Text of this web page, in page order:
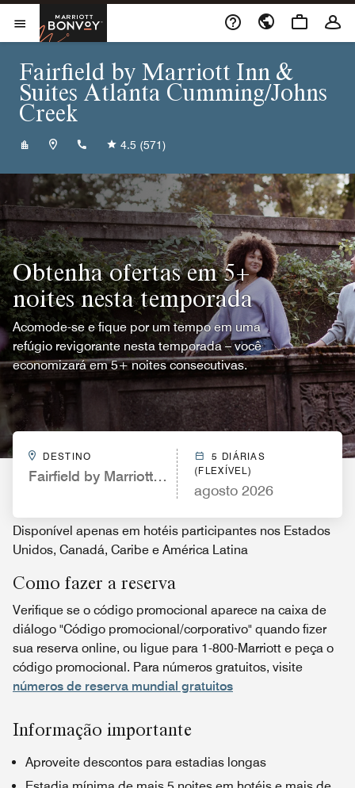
Skip to Content
Abrir menu
Marriott Bonvoy
Fairfield by Marriott Inn &
Suites Atlanta Cumming/Johns
Creek
+16782082626
4.5 (571)
Obtenha ofertas em 5+
noites nesta temporada
Acomode-se e fique por um tempo em uma
refúgio revigorante nesta temporada – você
economizará em 5+ noites consecutivas.
DESTINO
Fairfield by Marriott Inn & Suites Atlanta
5 DIÁRIAS
(FLEXÍVEL)
agosto 2026
Disponível apenas em hotéis participantes nos Estados
Unidos, Canadá, Caribe e América Latina
Como fazer a reserva
Verifique se o código promocional aparece na caixa de
diálogo "Código promocional/corporativo" quando fizer
sua reserva online, ou ligue para 1-800-Marriott e peça o
código promocional. Para números gratuitos, visite
números de reserva mundial gratuitos
Informação importante
Aproveite descontos para estadias longas